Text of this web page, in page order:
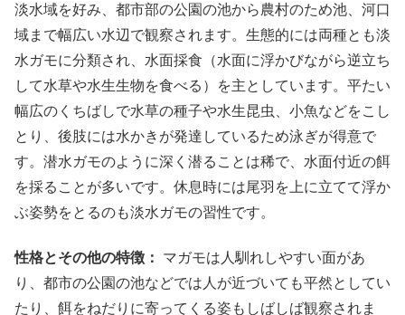
淡水域を好み、都市部の公園の池から農村のため池、河口
域まで幅広い水辺で観察されます。生態的には両種とも淡
水ガモに分類され、水面採食（水面に浮かびながら逆立ち
して水草や水生生物を食べる）を主としています。平たい
幅広のくちばしで水草の種子や水生昆虫、小魚などをこし
とり、後肢には水かきが発達しているため泳ぎが得意で
す。潜水ガモのように深く潜ることは稀で、水面付近の餌
を採ることが多いです。休息時には尾羽を上に立てて浮か
ぶ姿勢をとるのも淡水ガモの習性です。
性格とその他の特徴：
マガモは人馴れしやすい面があ
り、都市の公園の池などでは人が近づいても平然としてい
たり、餌をねだりに寄ってくる姿もしばしば観察されま